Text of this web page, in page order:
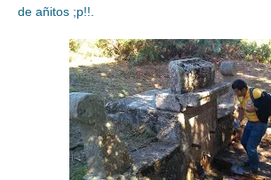
de añitos ;p!!.